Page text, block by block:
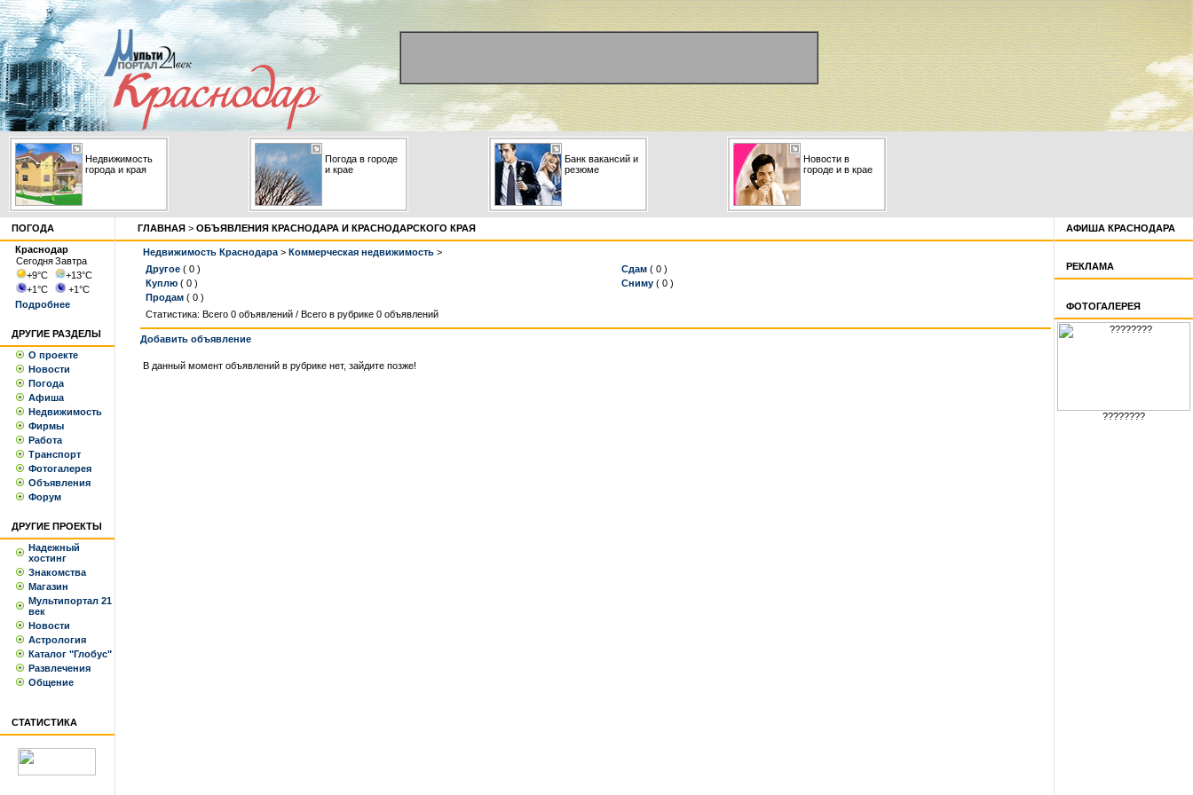
Недвижимость
города и края
Погода в городе
и крае
Банк вакансий и
резюме
Новости в
городе и в крае
ПОГОДА
Краснодар
СегодняЗавтра
+9°С +13°С
+1°С +1°С
Подробнее
ДРУГИЕ РАЗДЕЛЫ
О проекте
Новости
Погода
Афиша
Недвижимость
Фирмы
Работа
Транспорт
Фотогалерея
Объявления
Форум
ДРУГИЕ ПРОЕКТЫ
Надежный
хостинг
Знакомства
Магазин
Мультипортал 21
век
Новости
Астрология
Каталог "Глобус"
Развлечения
Общение
СТАТИСТИКА
ГЛАВНАЯ > ОБЪЯВЛЕНИЯ КРАСНОДАРА И КРАСНОДАРСКОГО КРАЯ
Недвижимость Краснодара > Коммерческая недвижимость >
Другое ( 0 )
Куплю ( 0 )
Продам ( 0 )
Сдам ( 0 )
Сниму ( 0 )
Статистика: Всего 0 объявлений / Всего в рубрике 0 объявлений
Добавить объявление
В данный момент объявлений в рубрике нет, зайдите позже!
АФИША КРАСНОДАРА
РЕКЛАМА
ФОТОГАЛЕРЕЯ
????????